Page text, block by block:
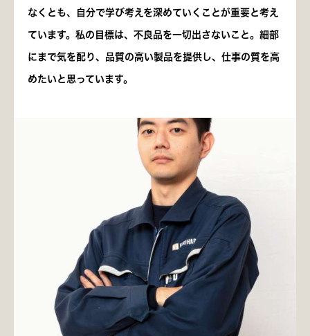
なくとも、自分で学び考えを深めていくことが重要と考え
ています。私の目標は、不良品を一切出さないこと。細部
にまで気を配り、品質の高い製品を提供し、仕事の質を高
めたいと思っています。